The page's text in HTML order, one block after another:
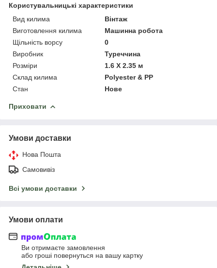
Користувальницькі характеристики
Вид килима
Вінтаж
Виготовлення килима
Машинна робота
Щільність ворсу
0
Виробник
Туреччина
Розміри
1.6 Х 2.35 м
Склад килима
Polyester & PP
Стан
Нове
Приховати
Умови доставки
Нова Пошта
Самовивіз
Всі умови доставки
Умови оплати
Ви отримаєте замовлення
або гроші повернуться на вашу картку